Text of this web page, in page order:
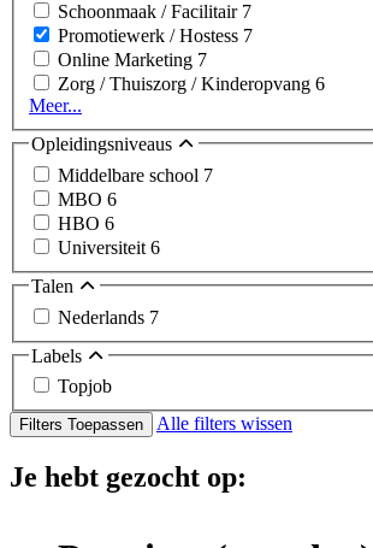
Schoonmaak / Facilitair 7
Promotiewerk / Hostess 7
Online Marketing 7
Zorg / Thuiszorg / Kinderopvang 6
Meer...
Opleidingsniveaus
Middelbare school 7
MBO 6
HBO 6
Universiteit 6
Talen
Nederlands 7
Labels
Topjob
Filters Toepassen Alle filters wissen
Je hebt gezocht op: